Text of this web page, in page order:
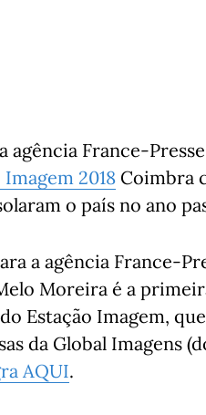
agência France-
Imagem 2018 Coimbra
o país no ano
a agência France-
Moreira é a
Estação Imagem,
da Global Imagens
AQUI.